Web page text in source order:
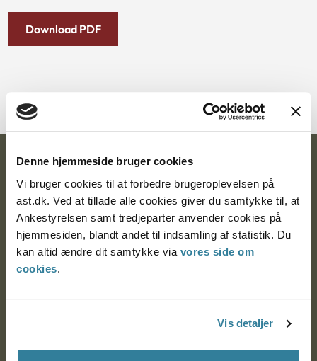
Denne hjemmeside bruger cookies
Vi bruger cookies til at forbedre brugeroplevelsen på
ast.dk. Ved at tillade alle cookies giver du samtykke til, at
Ankestyrelsen samt tredjeparter anvender cookies på
hjemmesiden, blandt andet til indsamling af statistik. Du
kan altid ændre dit samtykke via vores side om
cookies.
Vis detaljer
Download PDF
Ankestyrelsen
Postadresse:
Nytorv 7, 2. sal
9000 Aalborg
Ankestyrelsen Aalborg